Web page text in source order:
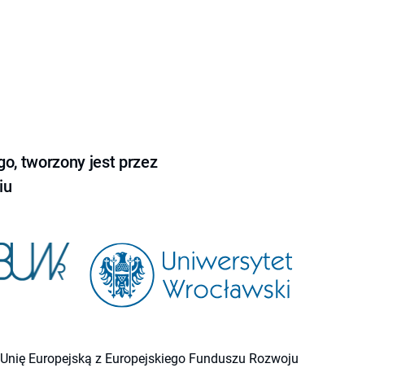
tworzony jest przez
Europejską z Europejskiego Funduszu Rozwoju